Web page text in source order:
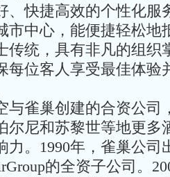
、快捷高效的个性化服
市中心，能便捷轻松地
传统，具有非凡的组织
每位客人享受最佳体验
与雀巢创建的合资公
尔尼和苏黎世等地更多
力。1990年，雀巢公司
的全资子公司。